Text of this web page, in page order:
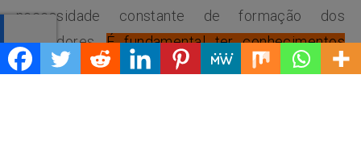
necessidade constante de formação dos
educadores.É fundamental ter conhecimentos
práticos para adaptar uma atividade, como